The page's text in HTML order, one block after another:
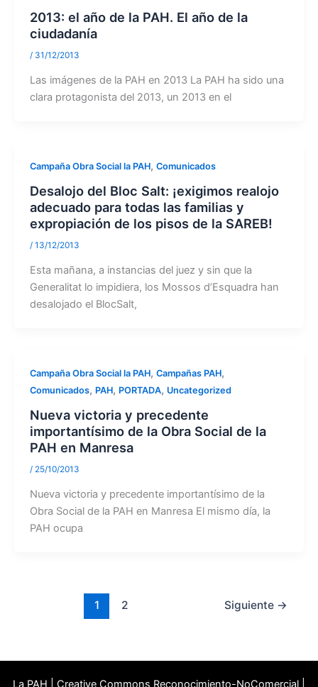
2013: el año de la PAH. El año de la
ciudadanía
/ 31/12/2013
Las imágenes de la PAH en 2013 La PAH ha sido una
clara protagonista del 2013, un 2013 en el
Campaña Obra Social la PAH, Comunicados
Desalojo del Bloc Salt: ¡exigimos realojo
adecuado para todas las familias y
expropiación de los pisos de la SAREB!
/ 13/12/2013
Esta mañana, a instancias del juez y sin que la
Generalitat lo impidiera, los Mossos d’Esquadra han
desalojado el BlocSalt,
Campaña Obra Social la PAH, Campañas PAH,
Comunicados, PAH, PORTADA, Uncategorized
Nueva victoria y precedente
importantísimo de la Obra Social de la
PAH en Manresa
/ 25/10/2013
Nueva victoria y precedente importantísimo de la
Obra Social de la PAH en Manresa El mismo día, la
PAH ocupa
1 2 Siguiente →
La PAH | Creative Commons Reconocimiento-NoComercial |